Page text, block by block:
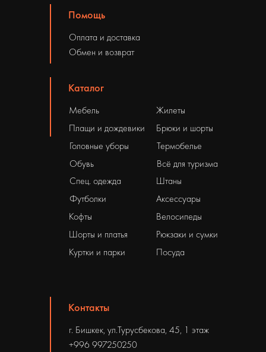
Помощь
Оплата и доставка
Обмен и возврат
Контакты
г. Бишкек, ул.Турусбекова, 45, 1 этаж
+996 997250250
Жилеты
Каталог
Плащи и дождевики
Головные уборы
Обувь
Штаны
Рюкзаки и сумки
Мебель
Брюки и шорты
Термобелье
Всё для туризма
Велосипеды
Аксессуары
Спец. одежда
Футболки
Куртки и парки
Кофты
Шорты и платья
Посуда